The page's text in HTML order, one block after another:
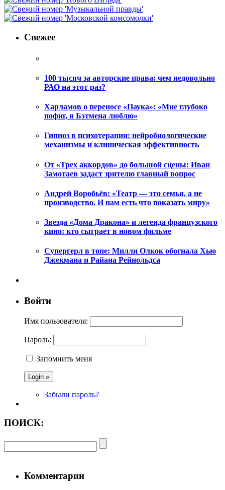
Свежее
100 тысяч за авторские права: чем недовольно
РАО на этот раз?
Харламов о переносе «Паука»: «Мне глубоко
пофиг, я Бэтмена люблю»
Гипноз в психотерапии: нейробиологические
механизмы и клиническая эффективность
От «Трех аккордов» до большой сцены: Иван
Замотаев задаст зрителю главный вопрос
Андрей Воробьёв: «Театр — это семья, а не
производство. И нам есть что показать миру»
Звезда «Дома Дракона» и легенда французского
кино: кто сыграет в новом фильме
Супергерл в топе: Милли Олкок обогнала Хью
Джекмана и Райана Рейнольдса
Войти
Имя пользователя:
Пароль:
Запомнить меня
Забыли пароль?
ПОИСК:
Комментарии